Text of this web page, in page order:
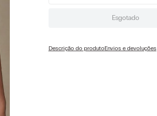
Esgotado
Descrição do produtoEnvios e devoluções